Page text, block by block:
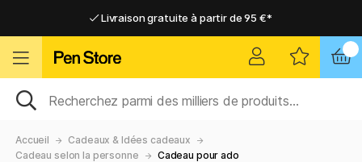
Livraison gratuite à partir de 95 €*
Livraison domicile ou point relais
Livraison gratuite à partir de 95 €*
Livraison domicile ou point relais
Accueil
Cadeaux & Idées cadeaux
Cadeau selon la personne
Cadeau pour ado